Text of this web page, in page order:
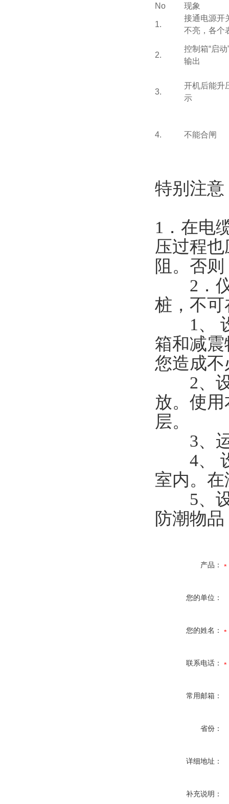
No 现象
1.
接通电源开
不亮，各个
2.
控制箱“启动
输出
3.
开机后能升
示
4. 不能合闸
特别注意
1．在电
压过程
阻。否
2．仪
桩，不
1、 设
箱和减
您造成
2、设
放。使
层。
3、运
4、 设
室内。
5、设
防潮物
产品：
您的单位：
您的姓名：
联系电话：
常用邮箱：
省份：
详细地址：
补充说明：